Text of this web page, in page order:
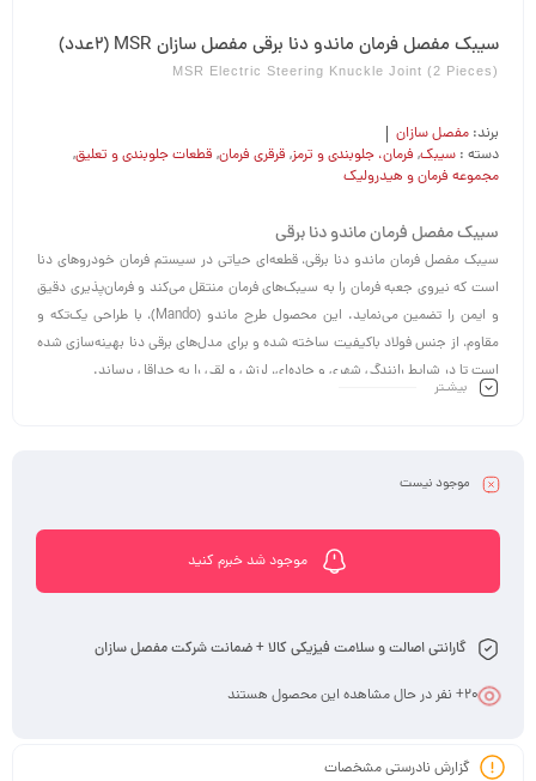
سیبک مفصل فرمان ماندو دنا برقی مفصل سازان MSR (2عدد)
MSR Electric Steering Knuckle Joint (2 Pieces)
برند: مفصل سازان
دسته : سیبک, فرمان،‌ جلوبندی و ترمز, قرقری فرمان, قطعات جلوبندی و تعلیق,
مجموعه فرمان و هیدرولیک
سیبک مفصل فرمان ماندو دنا برقی
سیبک مفصل فرمان ماندو دنا برقی، قطعه‌ای حیاتی در سیستم فرمان خودروهای دنا
است که نیروی جعبه فرمان را به سیبک‌های فرمان منتقل می‌کند و فرمان‌پذیری دقیق
و ایمن را تضمین می‌نماید. این محصول طرح ماندو (Mando)، با طراحی یک‌تکه و
مقاوم، از جنس فولاد باکیفیت ساخته شده و برای مدل‌های برقی دنا بهینه‌سازی شده
است تا در شرایط رانندگی شهری و جاده‌ای، لرزش و لقی را به حداقل برساند.
بیشـتر
موجود نیست
موجود شد خبرم کنید
گارانتی اصالت و سلامت فیزیکی کالا + ضمانت شرکت مفصل سازان
20+ نفر در حال مشاهده این محصول هستند
گزارش نادرستی مشخصات